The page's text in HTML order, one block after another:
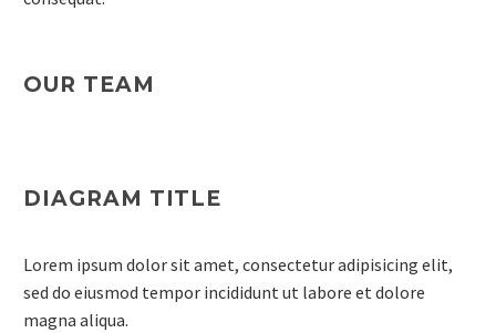
OUR TEAM
DIAGRAM TITLE
Lorem ipsum dolor sit amet, consectetur adipisicing elit,
sed do eiusmod tempor incididunt ut labore et dolore
magna aliqua.